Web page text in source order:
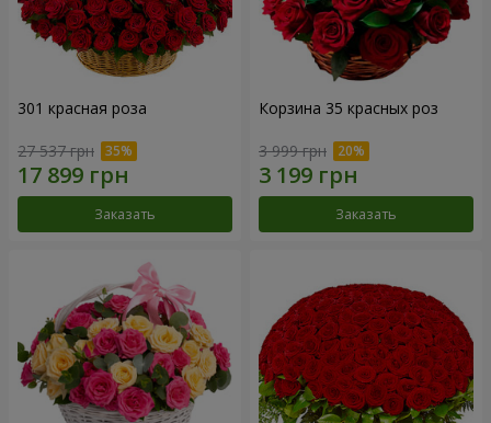
301 красная роза
27 537 грн
Заказать
Корзина 35 красных роз
3 999 грн
Заказать